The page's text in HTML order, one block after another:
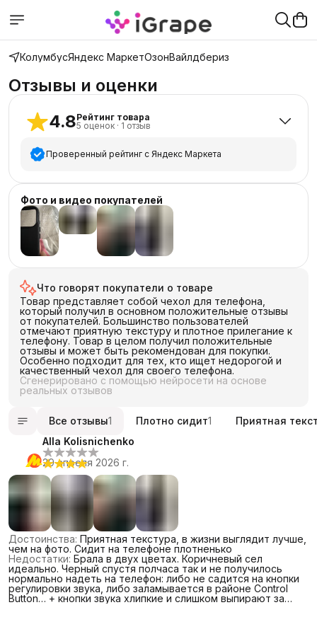
КолумбусЯндекс МаркетОзонВайлдбериз
Отзывы и оценки
4.8Рейтинг товара
5 оценок · 1 отзыв
Проверенный рейтинг с Яндекс Маркета
5 звёзд
4
4 звезды
3 звезды
звезды
Фото и видео покупателей
Что говорят покупатели о товаре
Товар представляет собой чехол для телефона,
который получил в основном положительные отзывы
от покупателей. Большинство пользователей
отмечают приятную текстуру и плотное прилегание к
телефону. Товар в целом получил положительные
отзывы и может быть рекомендован для покупки.
Особенно подходит для тех, кто ищет недорогой и
качественный чехол для своего телефона.
Сгенерировано с помощью нейросети на основе
реальных отзывов
Все отзывы1 Плотно сидит1
Приятная
Alla Kolisnichenko
29 апреля 2026 г.
Достоинства: Приятная текстура, в жизни выглядит лучше,
чем на фото. Сидит на телефоне плотненько
Недостатки: Брала в двух цветах. Коричневый сел
идеально. Черный спустя полчаса так и не получилось
нормально надеть на телефон: либо не садится на кнопки
регулировки звука, либо заламывается в районе Control
Button… + кнопки звука хлипкие и слишком выпирают за